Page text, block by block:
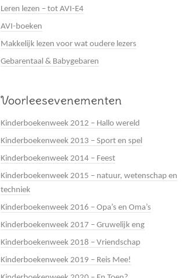
Leren lezen – tot AVI-E4
AVI-boeken
Makkelijk lezen voor wat oudere lezers
Gebarentaal & Babygebaren
Voorleesevenementen
Kinderboekenweek 2012 – Hallo wereld
Kinderboekenweek 2013 – Sport en spel
Kinderboekenweek 2014 – Feest
Kinderboekenweek 2015 – natuur, wetenschap en
techniek
Kinderboekenweek 2016 – Opa’s en Oma’s
Kinderboekenweek 2017 – Gruwelijk eng
Kinderboekenweek 2018 – Vriendschap
Kinderboekenweek 2019 – Reis Mee!